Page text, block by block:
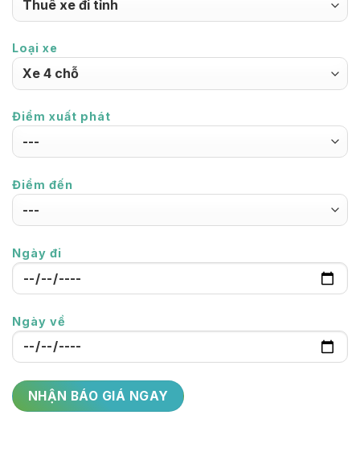
Loại xe
Điểm xuất phát
Điểm đến
Ngày đi
Ngày về